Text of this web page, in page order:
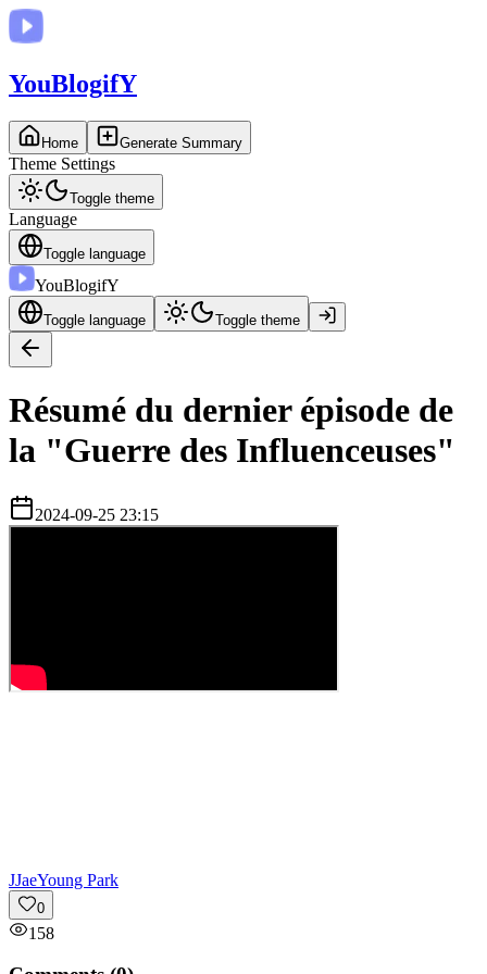
YouBlogifY
Home Generate Summary
Theme Settings
Toggle theme
Language
Toggle language
YouBlogifY
Toggle language Toggle theme
Résumé du dernier épisode de
la "Guerre des Influenceuses"
2024-09-25 23:15
JJaeYoung Park
0
158